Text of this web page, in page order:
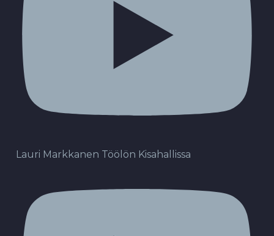
Lauri Markkanen Töölön Kisahallissa